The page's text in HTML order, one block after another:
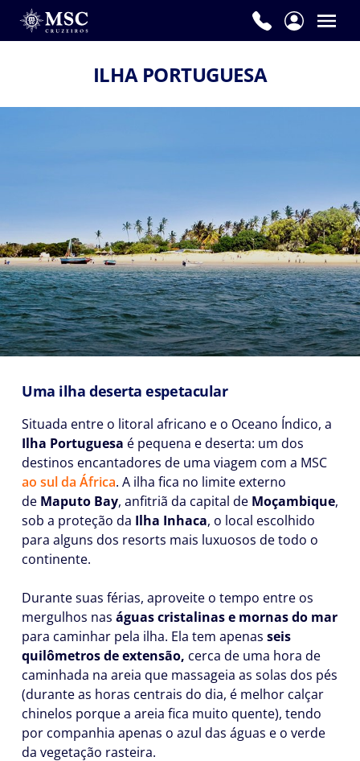
ILHA PORTUGUESA
Uma ilha deserta espetacular
Situada entre o litoral africano e o Oceano Índico, a
Ilha Portuguesa é pequena e deserta: um dos
destinos encantadores de uma viagem com a MSC
ao sul da África. A ilha fica no limite externo
de Maputo Bay, anfitriã da capital de Moçambique,
sob a proteção da Ilha Inhaca, o local escolhido
para alguns dos resorts mais luxuosos de todo o
continente.
Durante suas férias, aproveite o tempo entre os
mergulhos nas águas cristalinas e mornas do mar
para caminhar pela ilha. Ela tem apenas seis
quilômetros de extensão, cerca de uma hora de
caminhada na areia que massageia as solas dos pés
(durante as horas centrais do dia, é melhor calçar
chinelos porque a areia fica muito quente), tendo
por companhia apenas o azul das águas e o verde
da vegetação rasteira.